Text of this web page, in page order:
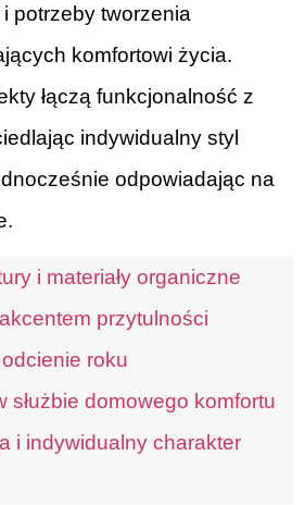
potrzeby tworzenia
komfortowi życia.
łączą funkcjonalność z
indywidualny styl
odpowiadając na
i materiały organiczne
przytulności
roku
służbie domowego komfortu
i indywidualny charakter